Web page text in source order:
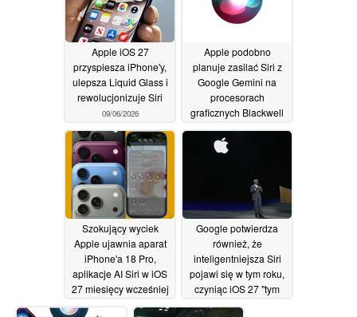
Apple iOS 27
przyspiesza iPhone'y,
ulepsza Liquid Glass i
rewolucjonizuje Siri
09/06/2026
Apple podobno
planuje zasilać Siri z
Google Gemini na
procesorach
graficznych Blackwell
04/06/2026
Szokujący wyciek
Apple ujawnia aparat
iPhone'a 18 Pro,
aplikacje AI Siri w iOS
27 miesięcy wcześniej
28/05/2026
Google potwierdza
również, że
inteligentniejsza Siri
pojawi się w tym roku,
czyniąc iOS 27 "tym
23/04/2026